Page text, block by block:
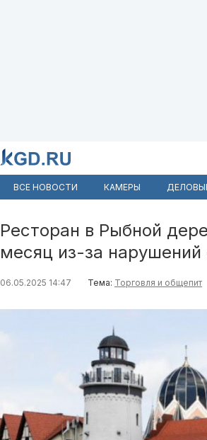
ВСЕ НОВОСТИ КАМЕРЫ
Ресторан в Рыбной
месяц из-за
06.05.2025 14:47 Тема: Торговля и общепит